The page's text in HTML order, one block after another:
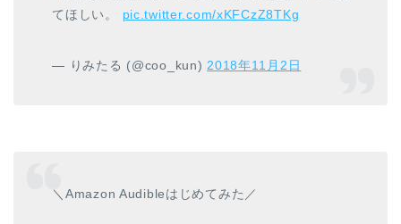
てほしい。 pic.twitter.com/xKFCzZ8TKg
— りみたる (@coo_kun) 2018年11月2日
＼Amazon Audibleはじめてみた／